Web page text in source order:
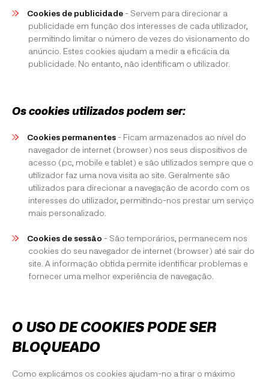
Cookies de publicidade- Servem para direcionar a
publicidade em função dos interesses de cada utilizador,
permitindo limitar o número de vezes do visionamento do
anúncio. Estes cookies ajudam a medir a eficácia da
publicidade. No entanto, não identificam o utilizador.
Os cookies utilizados podem ser:
Cookies permanentes- Ficam armazenados ao nível do
navegador de internet (browser) nos seus dispositivos de
acesso (pc, mobile e tablet) e são utilizados sempre que o
utilizador faz uma nova visita ao site. Geralmente são
utilizados para direcionar a navegação de acordo com os
interesses do utilizador, permitindo-nos prestar um serviço
mais personalizado.
Cookies de sessão - São temporários, permanecem nos
cookies do seu navegador de internet (browser) até sair do
site. A informação obtida permite identificar problemas e
fornecer uma melhor experiência de navegação.
O USO DE COOKIES PODE SER
BLOQUEADO
Como explicámos os cookies ajudam-no a tirar o máximo